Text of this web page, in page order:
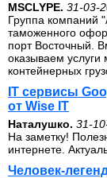
MSCLYPE. 31-03-
Группа компаний
таможенного
порт Восточный.
оказываем
контейнерных
IT сервисы
от Wise IT
Наталушко. 31-
На заметку!
интернете.
Человек-